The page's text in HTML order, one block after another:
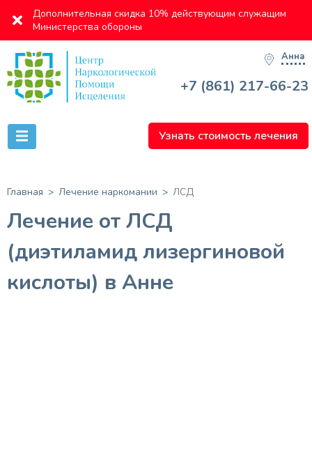
Дополнительная скидка 10% действующим служащим
Министерства обороны
Анна
+7 (861) 217-66-23
Узнать стоимость лечения
Главная Лечение наркомании ЛСД
Лечение от ЛСД
(диэтиламид лизергиновой
кислоты) в Анне